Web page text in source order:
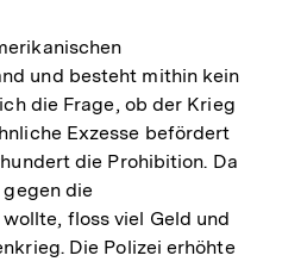
und besteht mithin kein
die Frage, ob der Krieg
Exzesse befördert
die Prohibition. Da
die
floss viel Geld und
Die Polizei erhöhteZum